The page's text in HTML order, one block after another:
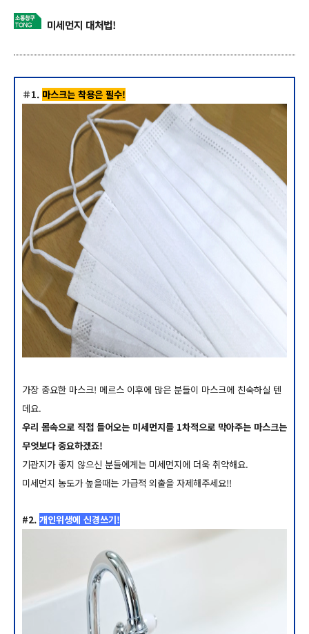
미세먼지 대처법!
＃1. 마스크는 착용은 필수!
가장 중요한 마스크! 메르스 이후에 많은 분들이 마스크에 친숙하실 텐
데요.
우리 몸속으로 직접 들어오는 미세먼지를 1차적으로 막아주는 마스크는
무엇보다 중요하겠죠!
기관지가 좋지 않으신 분들에게는 미세먼지에 더욱 취약해요.
미세먼지 농도가 높을때는 가급적 외출을 자제해주세요!!
#2. 개인위생에 신경쓰기!